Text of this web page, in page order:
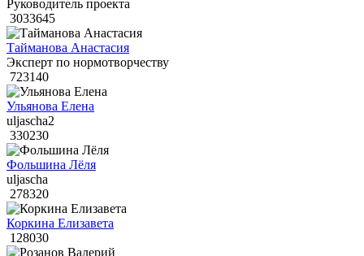
Руководитель проекта
3033645
Тайманова Анастасия
Эксперт по нормотворчеству
723140
Ульянова Елена
uljascha2
330230
Фольшина Лёля
uljascha
278320
Коркина Елизавета
128030